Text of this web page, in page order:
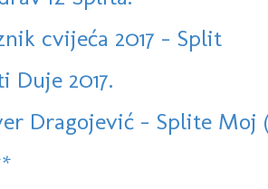
cvijeća 2017 - Split
Duje 2017.
Dragojević - Splite Moj